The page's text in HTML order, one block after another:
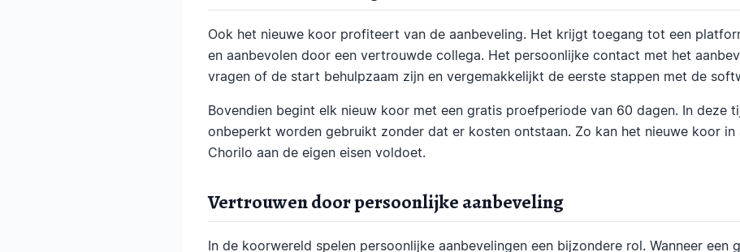
Ook het nieuwe koor profiteert van de aanbeveling. Het krijgt toegang tot een
en aanbevolen door een vertrouwde collega. Het persoonlijke contact met het
vragen of de start behulpzaam zijn en vergemakkelijkt de eerste stappen met de
Bovendien begint elk nieuw koor met een gratis proefperiode van 60 dagen. In deze
onbeperkt worden gebruikt zonder dat er kosten ontstaan. Zo kan het nieuwe koor
Chorilo aan de eigen eisen voldoet.
Vertrouwen door persoonlijke aanbeveling
In de koorwereld spelen persoonlijke aanbevelingen een bijzondere rol. Wanneer een